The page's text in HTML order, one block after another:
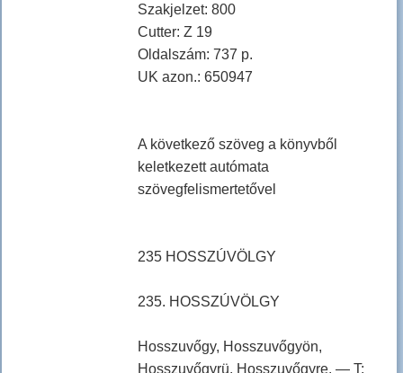
Szakjelzet: 800
Cutter: Z 19
Oldalszám: 737 p.
UK azon.: 650947
A következő szöveg a könyvből
keletkezett autómata
szövegfelismertetővel
235 HOSSZÚVÖLGY
235. HOSSZÚVÖLGY
Hosszuvőgy, Hosszuvőgyön,
Hosszuvőgyrü, Hosszuvőgyre. — T: